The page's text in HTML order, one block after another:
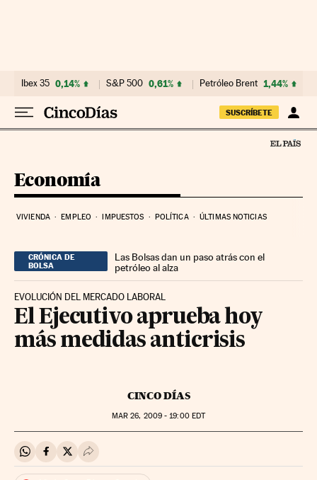
Ibex 35 0,14% S&P 500 0,61% Petróleo Brent 1,44%
SUSCRÍBETE
Economía
VIVIENDA EMPLEO IMPUESTOS POLÍTICA ÚLTIMAS NOTICIAS
CRÓNICA DE
BOLSA
Las Bolsas dan un paso atrás con el
petróleo al alza
EVOLUCIÓN DEL MERCADO LABORAL
El Ejecutivo aprueba hoy
más medidas anticrisis
CINCO DÍAS
MAR 26, 2009 - 19:00EDT
Compartir en Whatsapp
Compartir en Facebook
Compartir en Twitter
Desplegar Redes Sociales